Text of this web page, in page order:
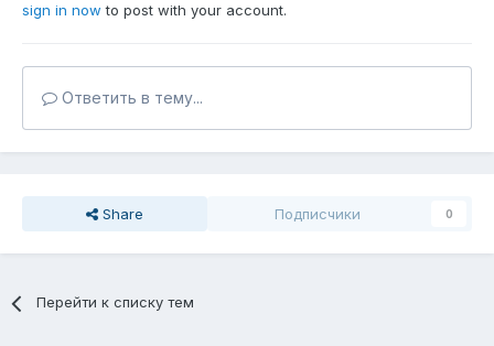
sign in now to post with your account.
Ответить в тему...
Share Подписчики 0
Перейти к списку тем